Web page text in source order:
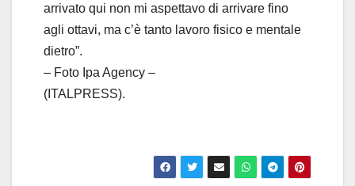
arrivato qui non mi aspettavo di arrivare fino
agli ottavi, ma c’è tanto lavoro fisico e mentale
dietro”.
– Foto Ipa Agency –
(ITALPRESS).